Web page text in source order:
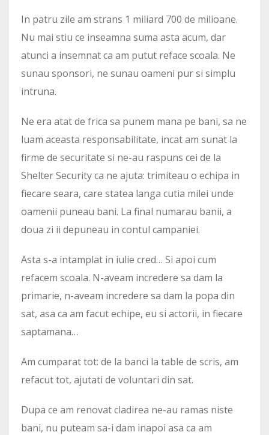
In patru zile am strans 1 miliard 700 de milioane.
Nu mai stiu ce inseamna suma asta acum, dar
atunci a insemnat ca am putut reface scoala. Ne
sunau sponsori, ne sunau oameni pur si simplu
intruna.
Ne era atat de frica sa punem mana pe bani, sa ne
luam aceasta responsabilitate, incat am sunat la
firme de securitate si ne-au raspuns cei de la
Shelter Security ca ne ajuta: trimiteau o echipa in
fiecare seara, care statea langa cutia milei unde
oamenii puneau bani. La final numarau banii, a
doua zi ii depuneau in contul campaniei.
Asta s-a intamplat in iulie cred… Si apoi cum
refacem scoala. N-aveam incredere sa dam la
primarie, n-aveam incredere sa dam la popa din
sat, asa ca am facut echipe, eu si actorii, in fiecare
saptamana…
Am cumparat tot: de la banci la table de scris, am
refacut tot, ajutati de voluntari din sat.
Dupa ce am renovat cladirea ne-au ramas niste
bani, nu puteam sa-i dam inapoi asa ca am